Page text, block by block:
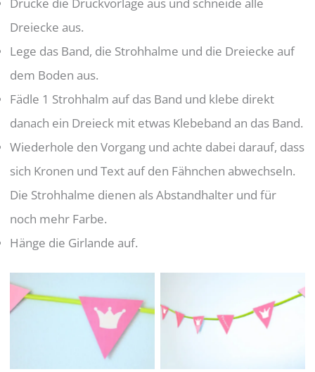
Dreiecke aus.
Lege das Band, die Strohhalme und die Dreiecke auf
dem Boden aus.
Fädle 1 Strohhalm auf das Band und klebe direkt
danach ein Dreieck mit etwas Klebeband an das Band.
Wiederhole den Vorgang und achte dabei darauf, dass
sich Kronen und Text auf den Fähnchen abwechseln.
Die Strohhalme dienen als Abstandhalter und für
noch mehr Farbe.
Hänge die Girlande auf.